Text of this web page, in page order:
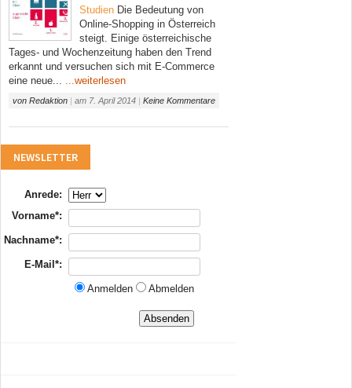
Studien Die Bedeutung von
Online-Shopping in Österreich
steigt. Einige österreichische
Tages- und Wochenzeitung haben den Trend
erkannt und versuchen sich mit E-Commerce
eine neue... ...weiterlesen
von Redaktion | am 7. April 2014 | Keine Kommentare
NEWSLETTER
Anrede:
Vorname*:
Nachname*:
E-Mail*:
Anmelden Abmelden